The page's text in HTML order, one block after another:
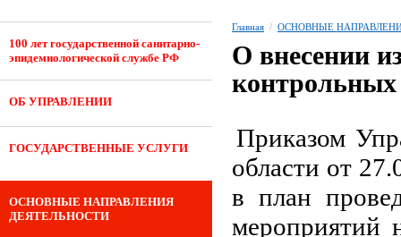
100 лет государственной санитарно-
эпидемиологической службе РФ
ОБ УПРАВЛЕНИИ
ГОСУДАРСТВЕННЫЕ УСЛУГИ
ОСНОВНЫЕ НАПРАВЛЕНИЯ
ДЕЯТЕЛЬНОСТИ
Главная / ОСНОВНЫЕ
О внесении
контрольных
Приказом
области от
в план
мероприятий